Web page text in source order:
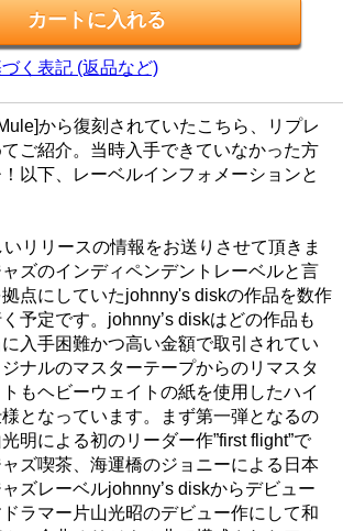
く表記 (返品など)
から復刻されていたこちら、リプレ
ご紹介。当時入手できていなかった方
以下、レーベルインフォメーションと
リリースの情報をお送りさせて頂きま
ズのインディペンデントレーベルと言
点にしていたjohnny's diskの作品を数作
予定です。johnny’s diskはどの作品も
入手困難かつ高い金額で取引されてい
ナルのマスターテープからのリマスタ
もヘビーウェイトの紙を使用したハイ
となっています。まず第一弾となるの
明による初のリーダー作”first flight”で
ズ喫茶、海運橋のジョニーによる日本
ズレーベルjohnny’s diskからデビュー
ラマー片山光昭のデビュー作にして和